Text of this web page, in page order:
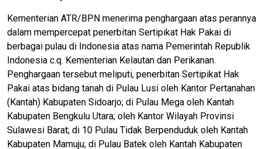
Kementerian ATR/BPN menerima penghargaan atas perannya
dalam mempercepat penerbitan Sertipikat Hak Pakai di
berbagai pulau di Indonesia atas nama Pemerintah Republik
Indonesia c.q. Kementerian Kelautan dan Perikanan.
Penghargaan tersebut meliputi, penerbitan Sertipikat Hak
Pakai atas bidang tanah di Pulau Lusi oleh Kantor Pertanahan
(Kantah) Kabupaten Sidoarjo; di Pulau Mega oleh Kantah
Kabupaten Bengkulu Utara; oleh Kantor Wilayah Provinsi
Sulawesi Barat; di 10 Pulau Tidak Berpenduduk oleh Kantah
Kabupaten Mamuju; di Pulau Batek oleh Kantah Kabupaten